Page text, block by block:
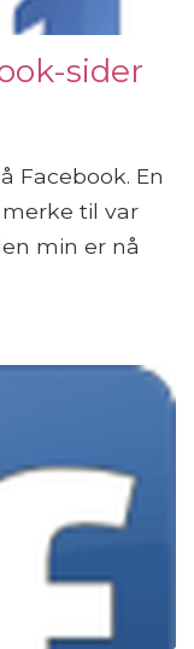
sider
Facebook. En
til var
min er nå